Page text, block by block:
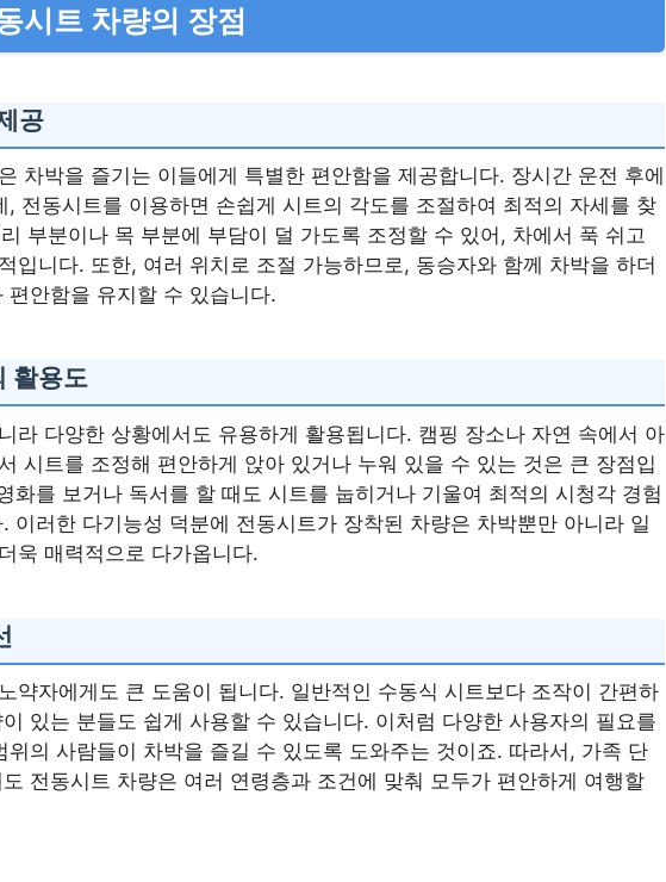
시트 차량의 장점
공
차박을 즐기는 이들에게 특별한 편안함을 제공합니다. 장시간 운전 후에
, 전동시트를 이용하면 손쉽게 시트의 각도를 조절하여 최적의 자세를 찾
부분이나 목 부분에 부담이 덜 가도록 조정할 수 있어, 차에서 푹 쉬고
입니다. 또한, 여러 위치로 조절 가능하므로, 동승자와 함께 차박을 하더
편안함을 유지할 수 있습니다.
활용도
라 다양한 상황에서도 유용하게 활용됩니다. 캠핑 장소나 자연 속에서 아
시트를 조정해 편안하게 앉아 있거나 누워 있을 수 있는 것은 큰 장점입
화를 보거나 독서를 할 때도 시트를 눕히거나 기울여 최적의 시청각 경험
이러한 다기능성 덕분에 전동시트가 장착된 차량은 차박뿐만 아니라 일
욱 매력적으로 다가옵니다.
약자에게도 큰 도움이 됩니다. 일반적인 수동식 시트보다 조작이 간편하
있는 분들도 쉽게 사용할 수 있습니다. 이처럼 다양한 사용자의 필요를
위의 사람들이 차박을 즐길 수 있도록 도와주는 것이죠. 따라서, 가족 단
전동시트 차량은 여러 연령층과 조건에 맞춰 모두가 편안하게 여행할